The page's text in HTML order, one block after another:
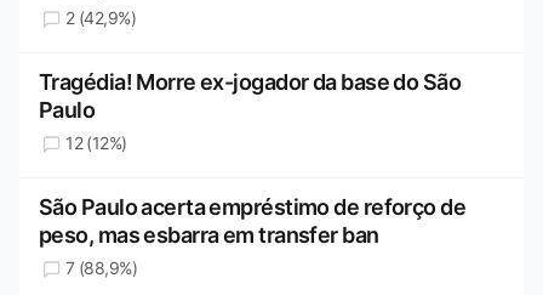
2 (42,9%)
Tragédia! Morre ex-jogador da base do São
Paulo
12 (12%)
São Paulo acerta empréstimo de reforço de
peso, mas esbarra em transfer ban
7 (88,9%)